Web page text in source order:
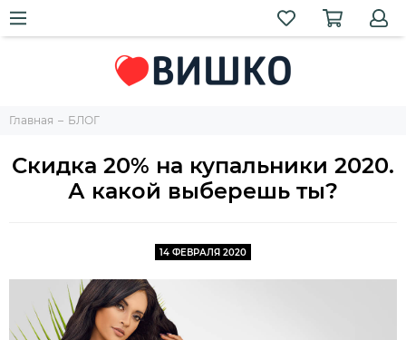
Главная БЛОГ
Скидка 20% на купальники 2020.
А какой выберешь ты?
14 ФЕВРАЛЯ 2020